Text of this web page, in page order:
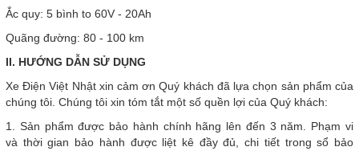
Ắc quy: 5 bình to 60V - 20Ah
Quãng đường: 80 - 100 km
II. HƯỚNG DẪN SỬ DỤNG
Xe Điện Việt Nhật xin cảm ơn Quý khách đã lựa chọn sản phẩm của
chúng tôi. Chúng tôi xin tóm tắt một số quền lợi của Quý khách:
1. Sản phẩm được bảo hành chính hãng lên đến 3 năm. Phạm vi
và thời gian bảo hành được liệt kê đầy đủ, chi tiết trong sổ bảo